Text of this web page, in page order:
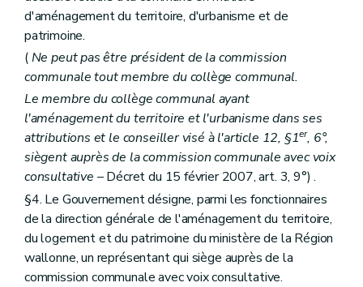
Titre premier Des mesures d'exécution du livre I
Chapitre premier
De la composition et des modalités de fonctionnement des commissions d'aménagement du territoire
Section première
Section Constitution
Art. 238
Section
Art. 239
Section S
Art. 240
Section
Composition des sections
Art. 241
Section Composition de la commission
Art. 242
Section
Présidence
Art. 243
Section Bureau
Art. 244
Section Secrétariat
d'aménagement du territoire, d'urbanisme et de
patrimoine.
(Ne peut pas être président de la commission
communale tout membre du collège communal.
Le membre du collège communal ayant
l'aménagement du territoire et l'urbanisme dans ses
attributions et le conseiller visé à l'article 12, §1er, 6°,
siègent auprès de la commission communale avec voix
consultative – Décret du 15 février 2007, art. 3, 9°) .
§4. Le Gouvernement désigne, parmi les fonctionnaires
de la direction générale de l'aménagement du territoire,
du logement et du patrimoine du ministère de la Région
wallonne, un représentant qui siège auprès de la
commission communale avec voix consultative.